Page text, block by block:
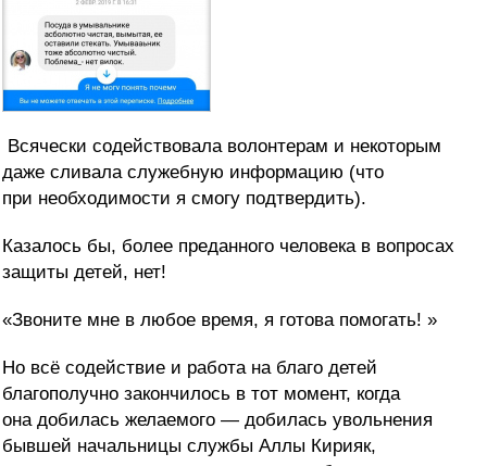
Всячески содействовала волонтерам и некоторым
даже сливала служебную информацию (что
при необходимости я смогу подтвердить).
Казалось бы, более преданного человека в вопросах
защиты детей, нет!
«Звоните мне в любое время, я готова помогать! »
Но всё содействие и работа на благо детей
благополучно закончилось в тот момент, когда
она добилась желаемого — добилась увольнения
бывшей начальницы службы Аллы Кирияк,